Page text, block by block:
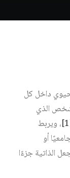
داخل كل
الذي
، ويربط
أو
الذاتية جزءًا